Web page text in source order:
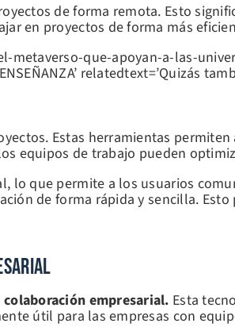
de forma remota. Esto
en proyectos de forma más
que-apoyan-a-las-
ENSEÑANZA’ relatedtext=’Quizás
Estas herramientas
equipos de trabajo pueden
lo que permite a los usuarios
de forma rápida y sencilla.
empresarial. Esta
útil para las empresas con